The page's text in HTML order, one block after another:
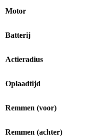
Motor
Batterij
Actieradius
Oplaadtijd
Remmen (voor)
Remmen (achter)